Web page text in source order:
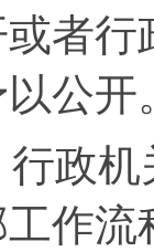
者
公开
行政机
作